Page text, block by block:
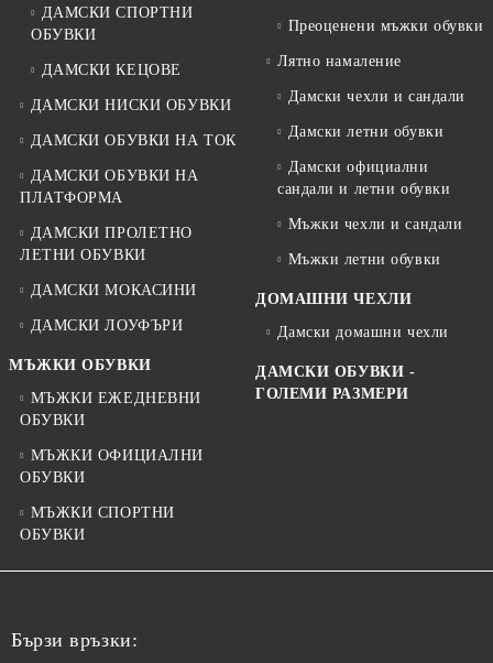
ДАМСКИ СПОРТНИ
ОБУВКИ
ДАМСКИ КЕЦОВЕ
ДАМСКИ НИСКИ ОБУВКИ
ДАМСКИ ОБУВКИ НА ТОК
ДАМСКИ ОБУВКИ НА
ПЛАТФОРМА
ДАМСКИ ПРОЛЕТНО
ЛЕТНИ ОБУВКИ
ДАМСКИ МОКАСИНИ
ДАМСКИ ЛОУФЪРИ
МЪЖКИ ОБУВКИ
МЪЖКИ ЕЖЕДНЕВНИ
ОБУВКИ
МЪЖКИ ОФИЦИАЛНИ
ОБУВКИ
МЪЖКИ СПОРТНИ
ОБУВКИ
Преоценени мъжки обувки
Лятно намаление
Дамски чехли и сандали
Дамски летни обувки
Дамски официални
сандали и летни обувки
Мъжки чехли и сандали
Мъжки летни обувки
ДОМАШНИ ЧЕХЛИ
Дамски домашни чехли
ДАМСКИ ОБУВКИ -
ГОЛЕМИ РАЗМЕРИ
Бързи връзки: